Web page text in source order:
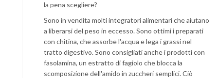
la pena scegliere?
Sono in vendita molti integratori alimentari che aiutano
a liberarsi del peso in eccesso. Sono ottimi i preparati
con chitina, che assorbe l'acqua e lega i grassi nel
tratto digestivo. Sono consigliati anche i prodotti con
fasolamina, un estratto di fagiolo che blocca la
scomposizione dell'amido in zuccheri semplici. Ciò